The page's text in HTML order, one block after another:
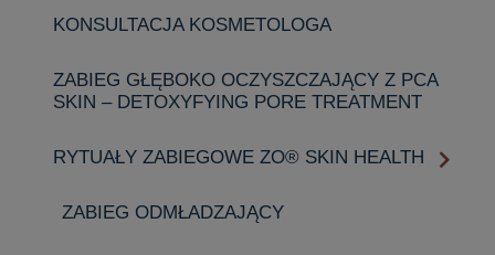
KONSULTACJA KOSMETOLOGA
ZABIEG GŁĘBOKO OCZYSZCZAJĄCY Z PCA
SKIN – DETOXYFYING PORE TREATMENT
RYTUAŁY ZABIEGOWE ZO® SKIN HEALTH
ZABIEG ODMŁADZAJĄCY